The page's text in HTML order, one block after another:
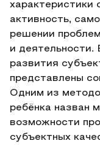
характеристики
активность,
решении
и деятельности.
развития
представлены
Одним из
ребёнка назван
возможности
субъектных